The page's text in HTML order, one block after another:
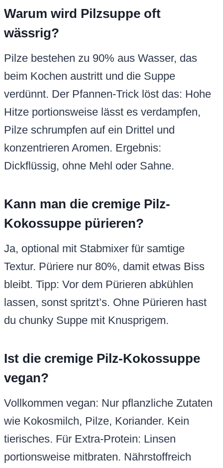
Warum wird Pilzsuppe oft
wässrig?
Pilze bestehen zu 90% aus Wasser, das
beim Kochen austritt und die Suppe
verdünnt. Der Pfannen-Trick löst das: Hohe
Hitze portionsweise lässt es verdampfen,
Pilze schrumpfen auf ein Drittel und
konzentrieren Aromen. Ergebnis:
Dickflüssig, ohne Mehl oder Sahne.
Kann man die cremige Pilz-
Kokossuppe pürieren?
Ja, optional mit Stabmixer für samtige
Textur. Püriere nur 80%, damit etwas Biss
bleibt. Tipp: Vor dem Pürieren abkühlen
lassen, sonst spritzt’s. Ohne Pürieren hast
du chunky Suppe mit Knusprigem.
Ist die cremige Pilz-Kokossuppe
vegan?
Vollkommen vegan: Nur pflanzliche Zutaten
wie Kokosmilch, Pilze, Koriander. Kein
tierisches. Für Extra-Protein: Linsen
portionsweise mitbraten. Nährstoffreich